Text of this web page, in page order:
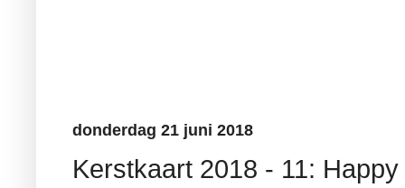
donderdag 21 juni 2018
Kerstkaart 2018 - 11: